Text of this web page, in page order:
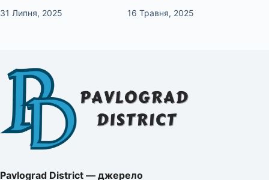
31 Липня, 2025 16 Травня, 2025
Pavlograd District — джерело